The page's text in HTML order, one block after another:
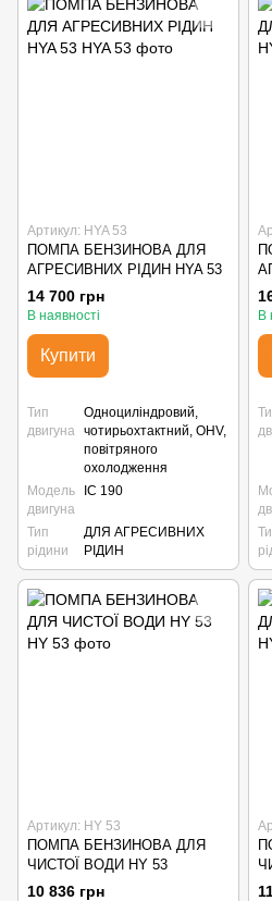
Артикул: HYA 53
ПОМПА БЕНЗИНОВА ДЛЯ
АГРЕСИВНИХ РІДИН HYA 53
14 700 грн
В наявності
Купити
Тип
двигуна
Одноциліндровий,
чотирьохтактний, OHV,
повітряного
охолодження
Модель
двигуна
IC 190
Тип
рідини
ДЛЯ АГРЕСИВНИХ
РІДИН
В
Артикул: HY 53
ПОМПА БЕНЗИНОВА ДЛЯ
ЧИСТОЇ ВОДИ HY 53
10 836 грн